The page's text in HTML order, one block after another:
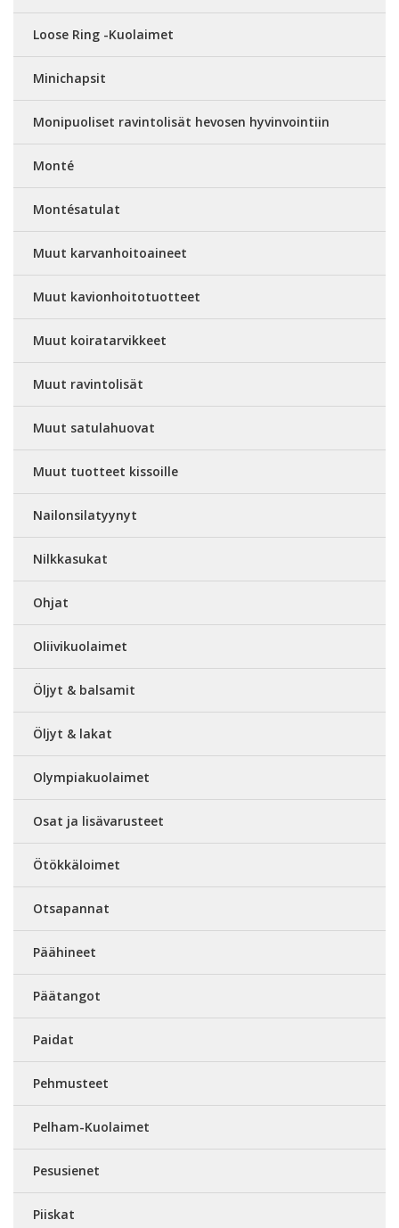
Loose Ring -Kuolaimet
Minichapsit
Monipuoliset ravintolisät hevosen hyvinvointiin
Monté
Montésatulat
Muut karvanhoitoaineet
Muut kavionhoitotuotteet
Muut koiratarvikkeet
Muut ravintolisät
Muut satulahuovat
Muut tuotteet kissoille
Nailonsilatyynyt
Nilkkasukat
Ohjat
Oliivikuolaimet
Öljyt & balsamit
Öljyt & lakat
Olympiakuolaimet
Osat ja lisävarusteet
Ötökkäloimet
Otsapannat
Päähineet
Päätangot
Paidat
Pehmusteet
Pelham-Kuolaimet
Pesusienet
Piiskat